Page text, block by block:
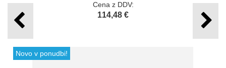
Cena z DDV:
114,48 €
Novo v ponudbi!